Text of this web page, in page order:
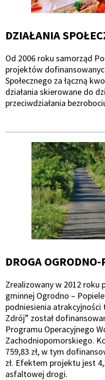
DZIAŁANIA
Od 2006 roku samorząd
projektów
Społecznego za łączną
działania skierowane do
przeciwdziałania
DROGA
Zrealizowany w 2012 roku
gminnej Ogrodno –
podniesienia atrakcyjności
Zdrój” został
Programu Operacyjnego
Zachodniopomorskiego.
759,83 zł, w tym
zł. Efektem projektu jest
asfaltowej drogi.